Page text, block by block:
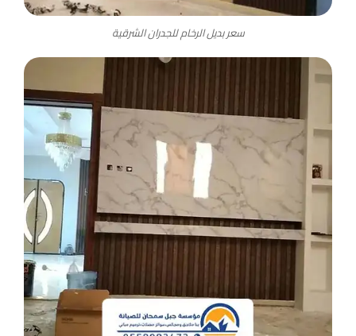
سعر بديل الرخام للجدران الشرقية